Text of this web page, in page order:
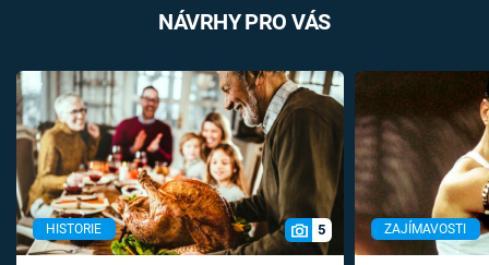
NÁVRHY PRO VÁS
HISTORIE 5 ZAJÍMAVOSTI